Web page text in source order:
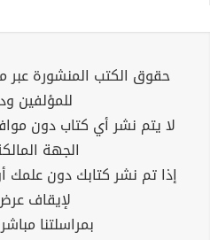
حقوق الكتب المنشورة
للمؤلفين
لا يتم نشر أي كتاب دون
الجهة
إذا تم نشر كتابك دون علمك
لإيقاف
بمراسلتنا